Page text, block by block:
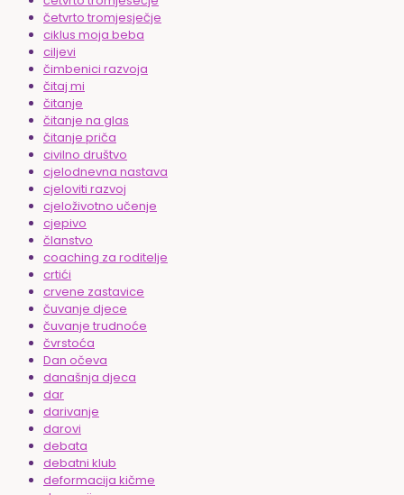
četvrto tromjesječje
ciklus moja beba
ciljevi
čimbenici razvoja
čitaj mi
čitanje
čitanje na glas
čitanje priča
civilno društvo
cjelodnevna nastava
cjeloviti razvoj
cjeloživotno učenje
cjepivo
članstvo
coaching za roditelje
crtići
crvene zastavice
čuvanje djece
čuvanje trudnoće
čvrstoća
Dan očeva
današnja djeca
dar
darivanje
darovi
debata
debatni klub
deformacija kičme